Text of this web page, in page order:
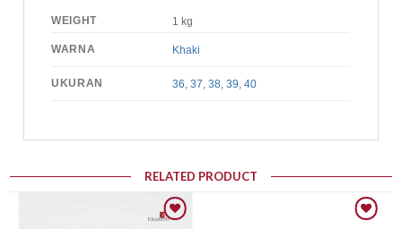
WEIGHT 1 kg
WARNA Khaki
UKURAN 36 ,37 ,38 ,39 ,40
RELATED PRODUCT